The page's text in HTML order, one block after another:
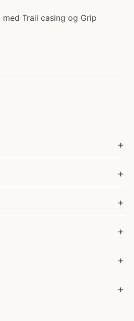
Trail casing og Grip